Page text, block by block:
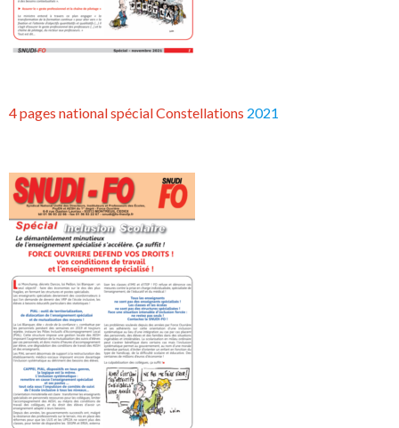
4 pages national spécial Constellations 2021